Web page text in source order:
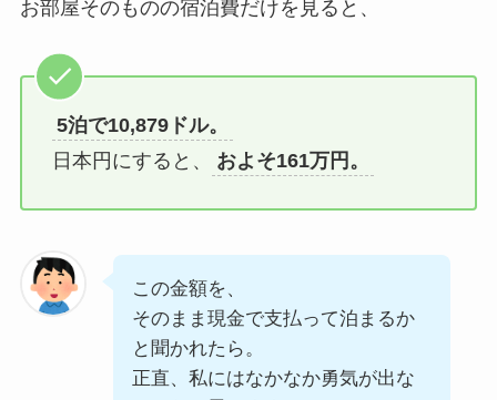
お部屋そのものの宿泊費だけを見ると、
5泊で10,879ドル。
日本円にすると、
およそ161万円。
この金額を、
そのまま現金で支払って泊まるか
と聞かれたら。
正直、私にはなかなか勇気が出な